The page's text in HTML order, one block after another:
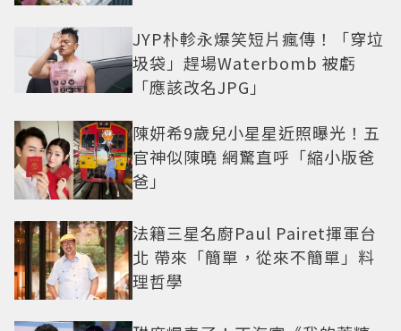
JYP朴軫永爆笑短片瘋傳！「穿垃
圾袋」趕場Waterbomb 被虧
「應該改名JPG」
陳妍希9歲兒小星星近照曝光！五
官神似陳曉 網驚直呼「縮小版爸
爸」
法籍三星名廚Paul Pairet揮軍台
北 帶來「簡單，從來不簡單」料
理哲學